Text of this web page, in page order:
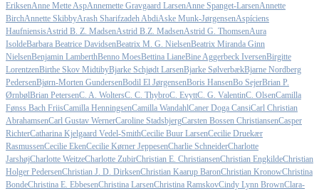
EriksenAnne Mette AspAnnemette Gravgaard LarsenAnne Spanget-LarsenAnnette
BirchAnnette SkibbyArash Sharifzadeh AbdiAske Munk-JørgensenAspíciens
HaufniensisAstrid B. Z. MadsenAstrid B.Z. MadsenAstrid G. ThomsenAura
IsoldeBarbara Beatrice DavidsenBeatrix M. G. NielsenBeatrix Miranda Ginn
NielsenBenjamin LamberthBenno MoesBettina LianeBine Aggerbeck IversenBirgitte
LorentzenBirthe Skov MidtibyBjarke Schjødt LarsenBjarke SølverbækBjarne Nordberg
PedersenBjørn-Morten GundersenBodil El JørgensenBoris HansenBo SejerBrian P.
ØrnbølBrian PetersenC. A. WoltersC. C. ThybroC. EvyttC. G. ValentinC. OlsenCamilla
Fønss Bach FriisCamilla HenningsenCamilla WandahlCaner Doga CansiCarl Christian
AbrahamsenCarl Gustav WernerCaroline StadsbjergCarsten Bossen ChristiansenCasper
RichterCatharina Kjelgaard Vedel-SmithCecilie Buur LarsenCecilie Druekær
RasmussenCecilie EkenCecilie Kørner JeppesenCharlie SchneiderCharlotte
JarshøjCharlotte WeitzeCharlotte ZubirChristian E. ChristiansenChristian EngkildeChristian
Holger PedersenChristian J. D. DirksenChristian Kaarup BaronChristian KronowChristina
BondeChristina E. EbbesenChristina LarsenChristina RamskovCindy Lynn BrownClara-